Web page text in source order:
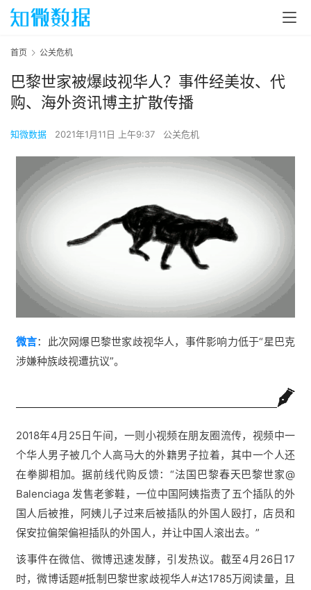
首页 公关危机
巴黎世家被爆歧视华人？事件经美妆、代
购、海外资讯博主扩散传播
知微数据 2021年1月11日 上午9:37 公关危机
微言：此次网爆巴黎世家歧视华人，事件影响力低于“星巴克
涉嫌种族歧视遭抗议”。
2018年4月25日午间，一则小视频在朋友圈流传，视频中一
个华人男子被几个人高马大的外籍男子拉着，其中一个人还
在拳脚相加。据前线代购反馈：“法国巴黎春天巴黎世家@
Balenciaga 发售老爹鞋，一位中国阿姨指责了五个插队的外
国人后被推，阿姨儿子过来后被插队的外国人殴打，店员和
保安拉偏架偏袒插队的外国人，并让中国人滚出去。”
该事件在微信、微博迅速发酵，引发热议。截至4月26日17
时，微博话题#抵制巴黎世家歧视华人#达1785万阅读量，且